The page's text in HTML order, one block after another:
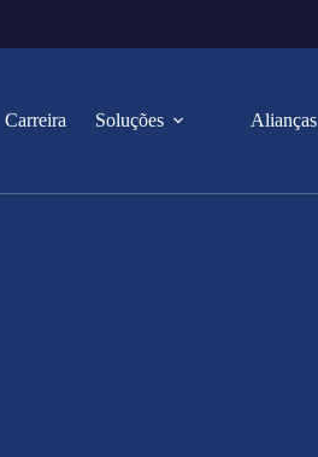
Carreira Soluções Alianças